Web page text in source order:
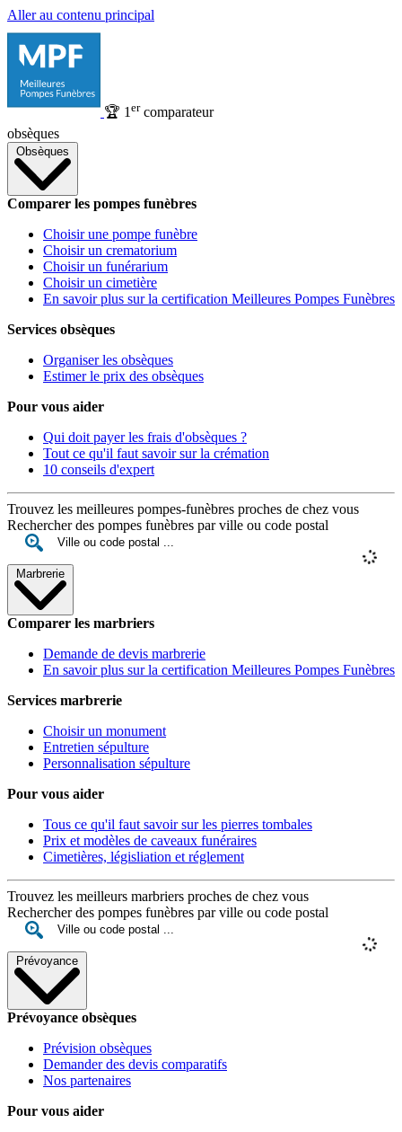
Aller au contenu principal
🏆 1 ercomparateur
obsèques
Obsèques
Comparer les pompes funèbres
Choisir une pompe funèbre
Choisir un crematorium
Choisir un funérarium
Choisir un cimetière
En savoir plus sur la certification Meilleures Pompes Funèbres
Services obsèques
Organiser les obsèques
Estimer le prix des obsèques
Pour vous aider
Qui doit payer les frais d'obsèques ?
Tout ce qu'il faut savoir sur la crémation
10 conseils d'expert
Trouvez les meilleures pompes-funèbres proches de chez vous
Rechercher des pompes funèbres par ville ou code postal
Marbrerie
Comparer les marbriers
Demande de devis marbrerie
En savoir plus sur la certification Meilleures Pompes Funèbres
Services marbrerie
Choisir un monument
Entretien sépulture
Personnalisation sépulture
Pour vous aider
Tous ce qu'il faut savoir sur les pierres tombales
Prix et modèles de caveaux funéraires
Cimetières, législiation et réglement
Trouvez les meilleurs marbriers proches de chez vous
Rechercher des pompes funèbres par ville ou code postal
Prévoyance
Prévoyance obsèques
Prévision obsèques
Demander des devis comparatifs
Nos partenaires
Pour vous aider